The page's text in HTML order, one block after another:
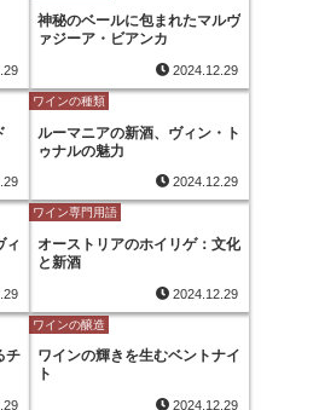
神秘のベールに包まれたマルヴ
ァジーア・ビアンカ
2024.12.29
ワインの種類
ルーマニアの新酒、ヴィン・ト
ゥナルの魅力
2024.12.29
ィ
ワイン専門用語
オーストリアのホイリゲ：文化
と新酒
2024.12.29
チ
ワインの醸造
ワインの輝きを生むベントナイ
ト
2024.12.29